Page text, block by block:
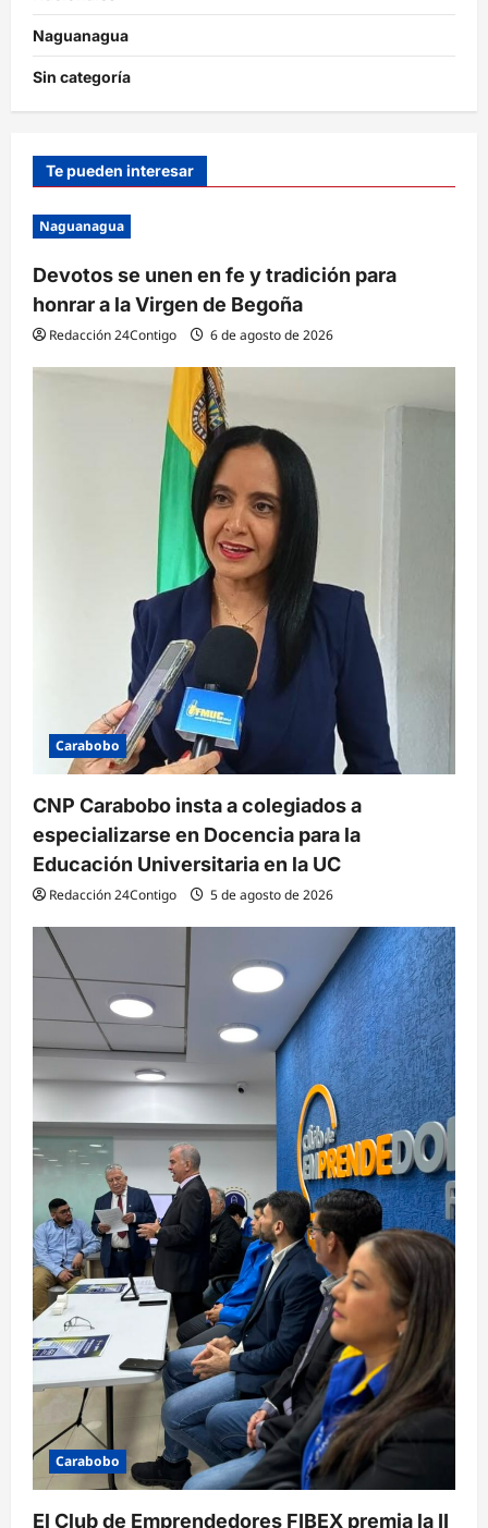
Naguanagua
Sin categoría
Te pueden interesar
Naguanagua
Devotos se unen en fe y tradición para
honrar a la Virgen de Begoña
Redacción 24Contigo 6 de agosto de 2026
Carabobo
CNP Carabobo insta a colegiados a
especializarse en Docencia para la
Educación Universitaria en la UC
Redacción 24Contigo 5 de agosto de 2026
Carabobo
El Club de Emprendedores FIBEX premia la II